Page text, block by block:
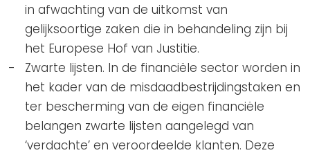
in afwachting van de uitkomst van
gelijksoortige zaken die in behandeling zijn bij
het Europese Hof van Justitie.
Zwarte lijsten. In de financiële sector worden in
het kader van de misdaadbestrijdingstaken en
ter bescherming van de eigen financiële
belangen zwarte lijsten aangelegd van
‘verdachte’ en veroordeelde klanten. Deze